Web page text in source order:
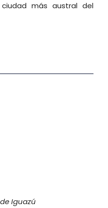
más austral del
Iguazú